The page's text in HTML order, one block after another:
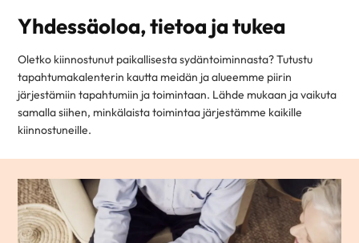
Yhdessäoloa, tietoa ja tukea
Oletko kiinnostunut paikallisesta sydäntoiminnasta? Tutustu
tapahtumakalenterin kautta meidän ja alueemme piirin
järjestämiin tapahtumiin ja toimintaan. Lähde mukaan ja vaikuta
samalla siihen, minkälaista toimintaa järjestämme kaikille
kiinnostuneille.